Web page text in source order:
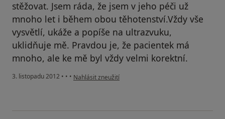
stěžovat. Jsem ráda, že jsem v jeho péči už
mnoho let i během obou těhotenství.Vždy vše
vysvětlí, ukáže a popíše na ultrazvuku,
uklidňuje mě. Pravdou je, že pacientek má
mnoho, ale ke mě byl vždy velmi korektní.
3. listopadu 2012 • • • podle názoru uživatele Váš účet byl odstraněn
Nahlásit zneužití